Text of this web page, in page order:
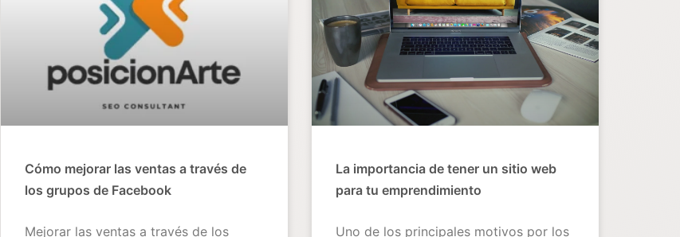
Cómo mejorar las ventas a través de
los grupos de Facebook
Mejorar las ventas a través de los
La importancia de tener un sitio web
para tu emprendimiento
Uno de los principales motivos por los